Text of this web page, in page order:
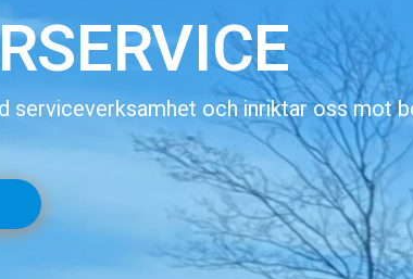
serviceverksamhet och inriktar oss mot